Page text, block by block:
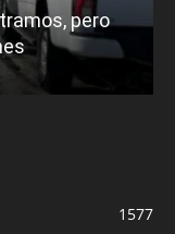
pero
1577